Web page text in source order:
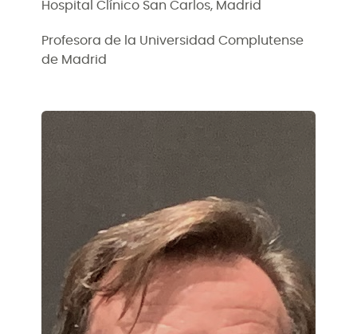
Hospital Clínico San Carlos, Madrid
Profesora de la Universidad Complutense
de Madrid